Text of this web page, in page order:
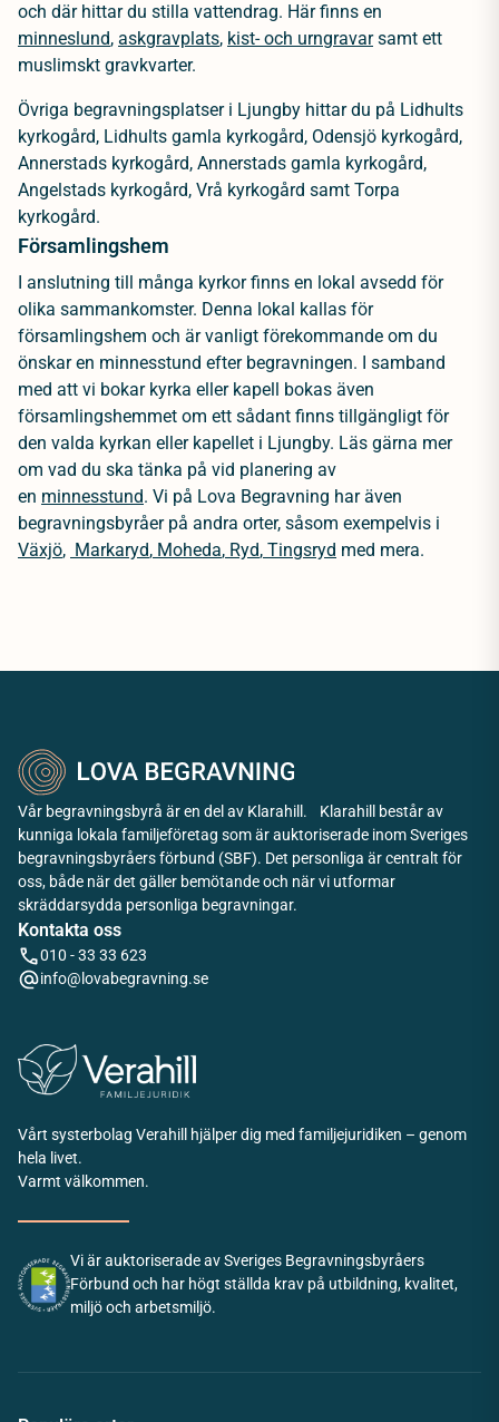
och där hittar du stilla vattendrag. Här finns en
minneslund, askgravplats, kist- och urngravarsamt ett
muslimskt gravkvarter.
Övriga begravningsplatser i Ljungby hittar du på Lidhults
kyrkogård, Lidhults gamla kyrkogård, Odensjö kyrkogård,
Annerstads kyrkogård, Annerstads gamla kyrkogård,
Angelstads kyrkogård, Vrå kyrkogård samt Torpa
kyrkogård.
Församlingshem
I anslutning till många kyrkor finns en lokal avsedd för
olika sammankomster. Denna lokal kallas för
församlingshem och är vanligt förekommande om du
önskar en minnesstund efter begravningen. I samband
med att vi bokar kyrka eller kapell bokas även
församlingshemmet om ett sådant finns tillgängligt för
den valda kyrkan eller kapellet i Ljungby. Läs gärna mer
om vad du ska tänka på vid planering av
en minnesstund. Vi på Lova Begravning har även
begravningsbyråer på andra orter, såsom exempelvis i
Växjö, Markaryd, Moheda, Ryd, Tingsryd med mera.
Vår begravningsbyrå är en del av Klarahill. Klarahill består av
kunniga lokala familjeföretag som är auktoriserade inom Sveriges
begravningsbyråers förbund (SBF). Det personliga är centralt för
oss, både när det gäller bemötande och när vi utformar
skräddarsydda personliga begravningar.
Kontakta oss
010 - 33 33 623
info@lovabegravning.se
Vårt systerbolag Verahill hjälper dig med familjejuridiken – genom
hela livet.
Varmt välkommen.
Vi är auktoriserade av Sveriges Begravningsbyråers
Förbund och har högt ställda krav på utbildning, kvalitet,
miljö och arbetsmiljö.